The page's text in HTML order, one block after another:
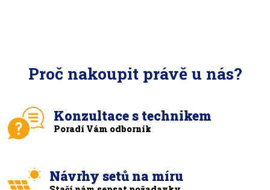
Proč nakoupit právě u nás?
Konzultace s technikem
Poradí Vám odborník
Návrhy setů na míru